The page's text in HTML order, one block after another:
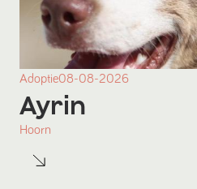
Adoptie08-08-2026
Ayrin
Hoorn